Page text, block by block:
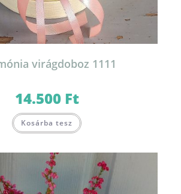
virágdoboz 1111
14.500 Ft
Kosárba tesz